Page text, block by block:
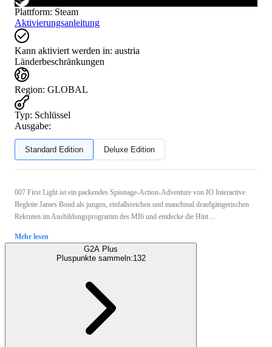
Plattform: Steam
Aktivierungsanleitung
Kann aktiviert werden in: austria
Länderbeschränkungen
Region: GLOBAL
Typ: Schlüssel
Ausgabe:
Standard Edition Deluxe Edition
007 First Light ist ein packendes Spionage-Action-Adventure von IO Interactive.
Begleite James Bond als jungen, einfallsreichen und manchmal draufgängerischen
Rekruten im Ausbildungsprogramm des MI6 und entdecke die Hint ...
Mehr lesen
G2A Plus
Pluspunkte sammeln:132